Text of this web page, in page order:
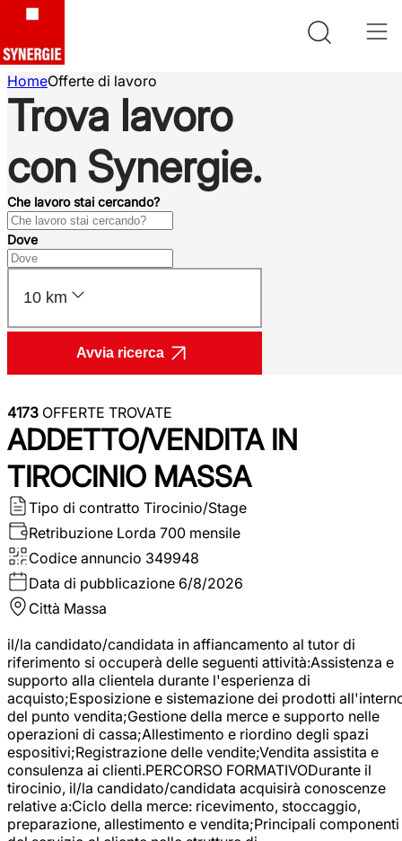
HomeOfferte di lavoro
Trova lavoro
con Synergie.
Che lavoro stai cercando?
Dove
10 km
Avvia ricerca
4173 OFFERTE TROVATE
ADDETTO/VENDITA IN
TIROCINIO MASSA
Tipo di contratto Tirocinio/Stage
Retribuzione Lorda 700 mensile
Codice annuncio 349948
Data di pubblicazione 6/8/2026
Città Massa
il/la candidato/candidata in affiancamento al tutor di
riferimento si occuperà delle seguenti attività:Assistenza e
supporto alla clientela durante l'esperienza di
acquisto;Esposizione e sistemazione dei prodotti
del punto vendita;Gestione della merce e supporto nelle
operazioni di cassa;Allestimento e riordino degli spazi
espositivi;Registrazione delle vendite;Vendita assistita e
consulenza ai clienti.PERCORSO FORMATIVODurante il
tirocinio, il/la candidato/candidata acquisirà conoscenze
relative a:Ciclo della merce: ricevimento, stoccaggio,
preparazione, allestimento e vendita;Principali componenti